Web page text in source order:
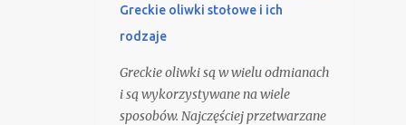
można wykorzystać gotowy
makaron, kupowany w sklepach. O
jakości tego dania i tak decydują
pomidory.
Greckie oliwki stołowe i ich
rodzaje
Greckie oliwki są w wielu odmianach
i są wykorzystywane na wiele
sposobów. Najczęściej przetwarzane